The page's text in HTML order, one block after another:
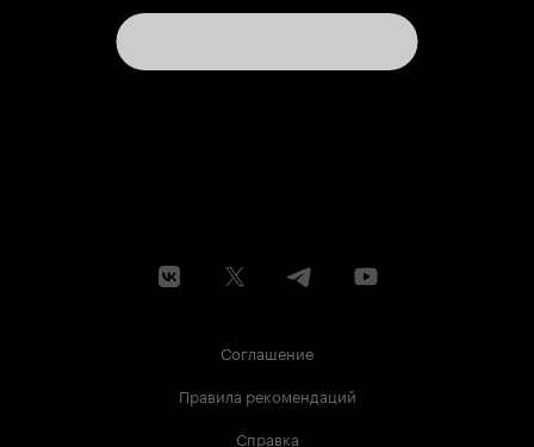
Соглашение
Правила рекомендаций
Справка